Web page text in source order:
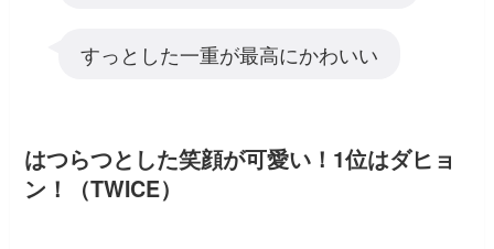
すっとした一重が最高にかわいい
はつらつとした笑顔が可愛い！1位はダヒョ
ン！（TWICE）